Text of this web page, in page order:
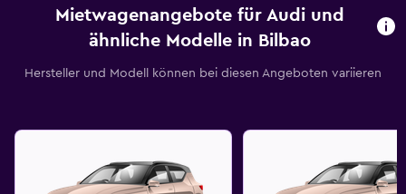
Mietwagenangebote für Audi und
ähnliche Modelle in Bilbao
Hersteller und Modell können bei diesen Angeboten variieren